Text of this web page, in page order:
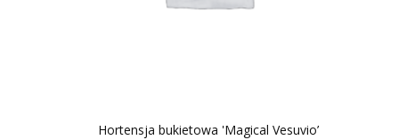
Hortensja bukietowa 'Magical Vesuvio’